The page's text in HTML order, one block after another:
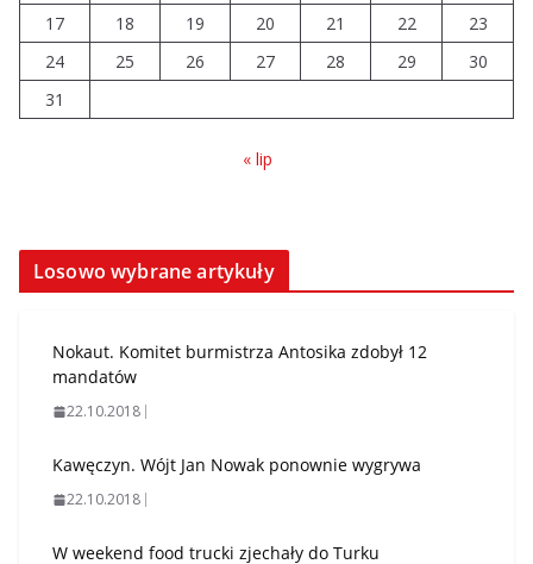
17
18 19 20 21 22
23
24
25 26 27 28 29
30
31
« lip
Losowo wybrane artykuły
Nokaut. Komitet burmistrza Antosika zdobył 12
mandatów
22.10.2018
Kawęczyn. Wójt Jan Nowak ponownie wygrywa
22.10.2018
W weekend food trucki zjechały do Turku